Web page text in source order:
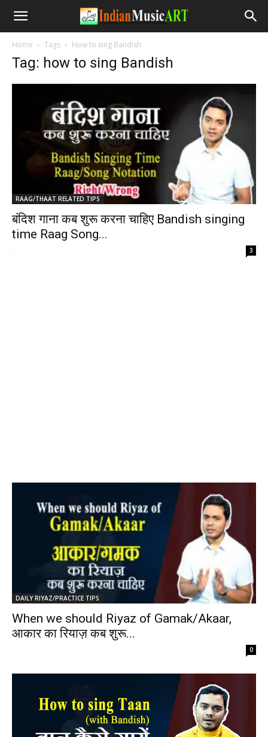
Home Tags How to sing Bandish
Tag: how to sing Bandish
RAAG/THAAT RELATED TIPS
बंदिश गाना कब शुरू करना चाहिए Bandish singing
time Raag Song...
- 3
DAILY RIYAZ/PRACTICE TIPS
When we should Riyaz of Gamak/Akaar,
आकार का रियाज़ कब शुरू...
- 0